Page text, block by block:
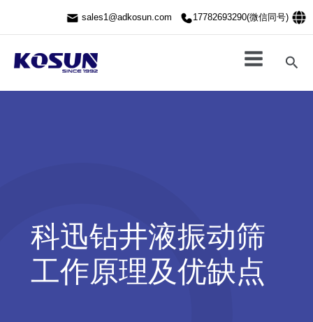
sales1@adkosun.com 17782693290(微信同号)
搜
索
科迅钻井液振动筛
工作原理及优缺点